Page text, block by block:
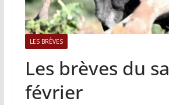
LES BRÈVES
Les brèves du
février